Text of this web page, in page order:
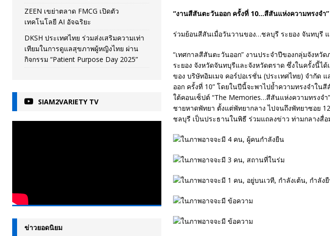
“งานสีสันตะวันออก ครั้งที่ 10…สีสันแห่งความทรงจำ”
ร่วมย้อนสีสันเมื่อวันวานของ…ชลบุรี ระยอง จันทบุรี
“เทศกาลสีสันตะวันออก” งานประจำปีของกลุ่มจังหวั
ระยอง จังหวัดจันทบุรีและจังหวัดตราด ซึ่งในครั้งนี้ไ
ของ บริษัทอิมเมจ คอร์ปอเรชั่น (ประเทศไทย) จำกัด
ออก ครั้งที่ 10” โดยในปีนี้จะพาไปย้ำความทรงจำใ
ใต้คอนเซ็ปต์ “The Memories…สีสันแห่งความทรงจ
ชายหาดพัทยา ตั้งแต่พัทยากลาง ไปจนถึงพัทยาซอย
ชลบุรี เป็นประธานในพิธี ร่วมแถลงข่าว ท่ามกลางสื่
ZEEN เขย่าตลาด FMCG เปิดตัว
เทคโนโลยี AI อัจฉริยะ
DKSH ประเทศไทย ร่วมส่งเสริมความเท่า
เทียมในการดูแลสุขภาพผู้หญิงไทย ผ่าน
กิจกรรม “Patient Purpose Day 2025”
SIAM2VARIETY TV
ข่าวยอดนิยม